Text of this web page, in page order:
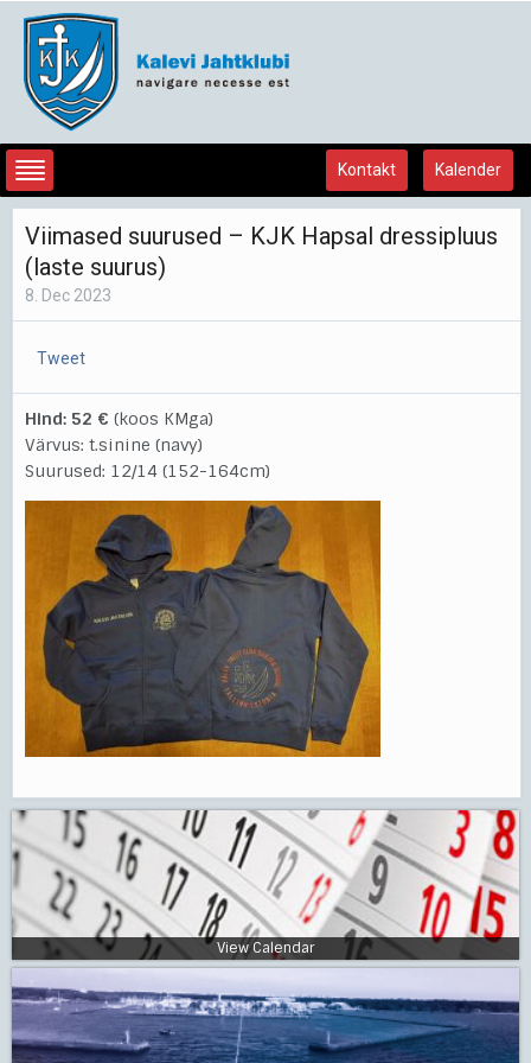
Kontakt Kalender
Viimased suurused – KJK Hapsal dressipluus
(laste suurus)
8. Dec 2023
Tweet
Hind: 52 € (koos KMga)
Värvus: t.sinine (navy)
Suurused: 12/14 (152-164cm)
View Calendar